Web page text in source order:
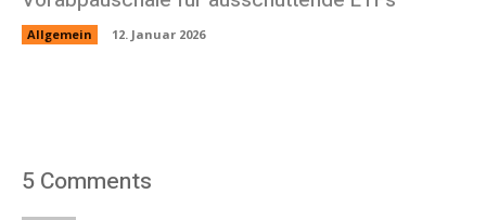
Allgemein 12. Januar 2026
5 Comments